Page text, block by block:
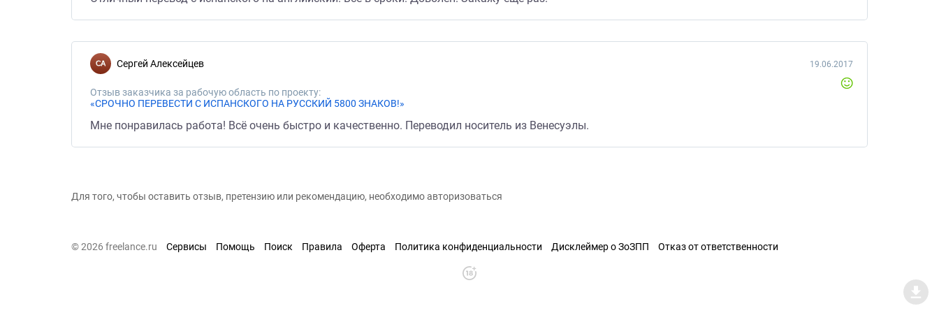
Сергей Алексейцев
Отзыв заказчика за рабочую область по проекту:
«СРОЧНО ПЕРЕВЕСТИ С ИСПАНСКОГО НА РУССКИЙ 5800 ЗНАКОВ!»
19.06.2017
Мне понравилась работа! Всё очень быстро и качественно. Переводил носитель из Венесуэлы.
Для того, чтобы оставить отзыв, претензию или рекомендацию, необходимо авторизоваться
© 2026 freelance.ru Сервисы Помощь Поиск Правила Оферта Политика конфиденциальности Дисклеймер о ЗоЗПП Отказ от ответственности